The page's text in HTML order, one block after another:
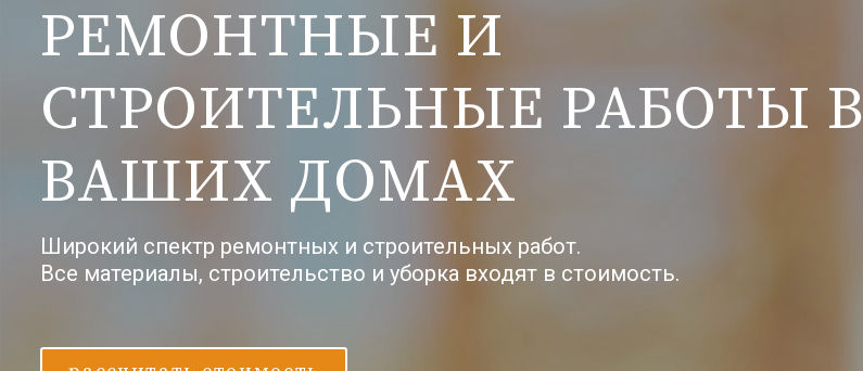
РЕМОНТНЫЕ И
СТРОИТЕЛЬНЫЕ РАБОТЫ В
ВАШИХ ДОМАХ
Широкий спектр ремонтных и строительных работ.
Все материалы, строительство и уборка входят в стоимость.